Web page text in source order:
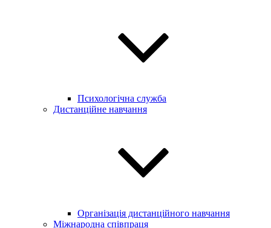
Психологічна служба
Дистанційне навчання
Організація дистанційного навчання
Міжнародна співпраця